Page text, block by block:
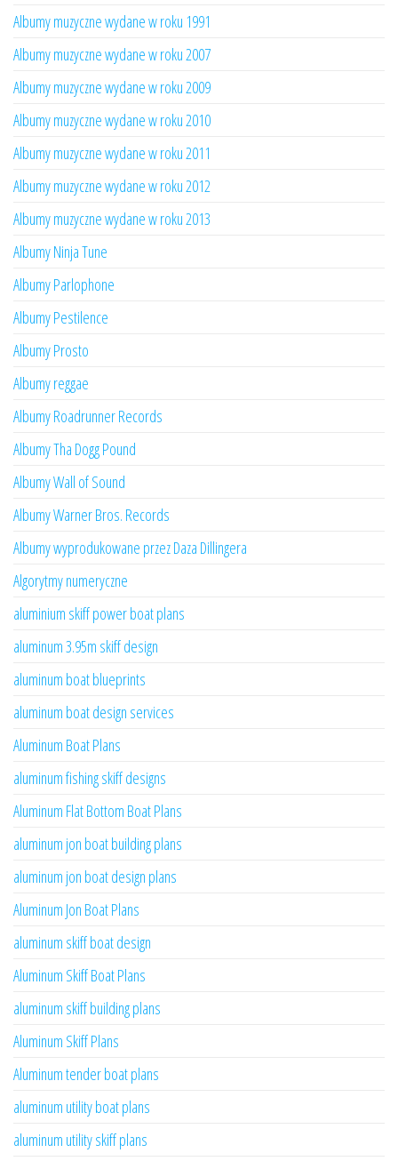
Albumy muzyczne wydane w roku 1991
Albumy muzyczne wydane w roku 2007
Albumy muzyczne wydane w roku 2009
Albumy muzyczne wydane w roku 2010
Albumy muzyczne wydane w roku 2011
Albumy muzyczne wydane w roku 2012
Albumy muzyczne wydane w roku 2013
Albumy Ninja Tune
Albumy Parlophone
Albumy Pestilence
Albumy Prosto
Albumy reggae
Albumy Roadrunner Records
Albumy Tha Dogg Pound
Albumy Wall of Sound
Albumy Warner Bros. Records
Albumy wyprodukowane przez Daza Dillingera
Algorytmy numeryczne
aluminium skiff power boat plans
aluminum 3.95m skiff design
aluminum boat blueprints
aluminum boat design services
Aluminum Boat Plans
aluminum fishing skiff designs
Aluminum Flat Bottom Boat Plans
aluminum jon boat building plans
aluminum jon boat design plans
Aluminum Jon Boat Plans
aluminum skiff boat design
Aluminum Skiff Boat Plans
aluminum skiff building plans
Aluminum Skiff Plans
Aluminum tender boat plans
aluminum utility boat plans
aluminum utility skiff plans